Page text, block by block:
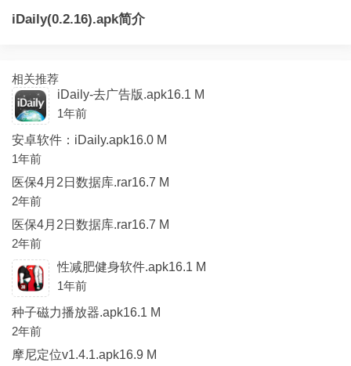
iDaily(0.2.16).apk简介
相关推荐
iDaily-去广告版.apk16.1 M
1年前
安卓软件：iDaily.apk16.0 M
1年前
医保4月2日数据库.rar16.7 M
2年前
医保4月2日数据库.rar16.7 M
2年前
性减肥健身软件.apk16.1 M
1年前
种子磁力播放器.apk16.1 M
2年前
摩尼定位v1.4.1.apk16.9 M